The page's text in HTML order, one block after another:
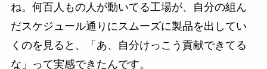
ね。何百人もの人が動いてる工場が、自分の組ん
だスケジュール通りにスムーズに製品を出してい
くのを見ると、「あ、自分けっこう貢献できてる
な」って実感できたんです。